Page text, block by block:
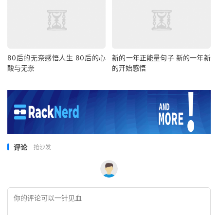
80后的无奈感悟人生 80后的心
酸与无奈
新的一年正能量句子 新的一年新
的开始感悟
评论 抢沙发